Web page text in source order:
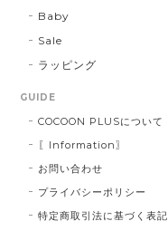
Baby
Sale
ラッピング
GUIDE
COCOON PLUSについて
〖Information〗
お問い合わせ
プライバシーポリシー
特定商取引法に基づく表記